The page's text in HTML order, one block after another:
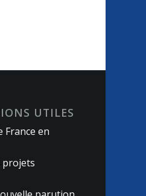
UTILES
France en
projets